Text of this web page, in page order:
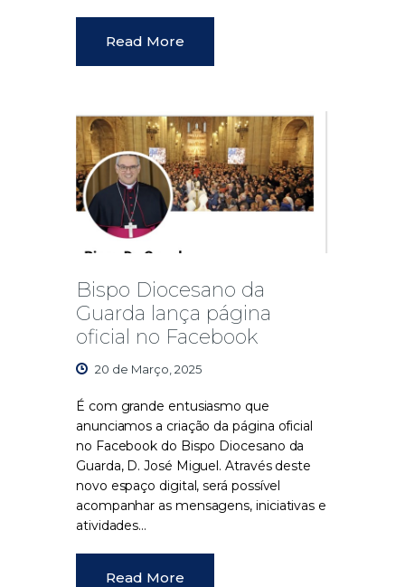
Read More
Bispo Diocesano da
Guarda lança página
oficial no Facebook
20 de Março, 2025
É com grande entusiasmo que
anunciamos a criação da página oficial
no Facebook do Bispo Diocesano da
Guarda, D. José Miguel. Através deste
novo espaço digital, será possível
acompanhar as mensagens, iniciativas e
atividades…
Read More